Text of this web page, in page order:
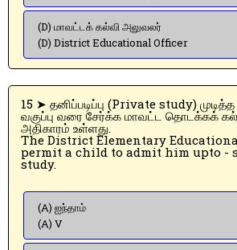
(D) மாவட்டக் கல்வி அலுவலர்
(D) District Educational Officer
15 ➤ தனிப்படிப்பு (Private study) முடித்த ஒரு மாணவனை ---
வகுப்பு வரை சேர்க்க மாவட்ட தொடக்கக்
அதிகாரம் உள்ளது.
The District Elementary
permit a child to admit him upto -
study.
(A) ஐந்தாம்
(A) V